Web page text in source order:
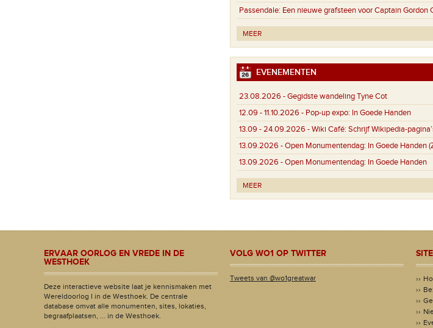
Passendale: Een nieuwe grafsteen voor Captain Gordon
MEER
EVENEMENTEN
23.08.2026 -Gegidste wandeling Tyne Cot
12.09 - 11.10.2026 - Pop-up expo: In Goede Handen
13.09 - 24.09.2026 -Wiki Café: Schrijf Wikipedia-
13.09.2026 -Open Monumentendag: In Goede Handen
13.09.2026 -Open Monumentendag: In Goede Handen
MEER
ERVAAR OORLOG EN VREDE IN DE
WESTHOEK
Deze interactieve website laat je kennismaken met
Wereldoorlog I in de Westhoek. De centrale
database omvat alle monumenten, sites, lokaties,
begraafplaatsen, ... in de Westhoek.
VOLG WO1 OP TWITTER
Tweets van @wo1greatwar